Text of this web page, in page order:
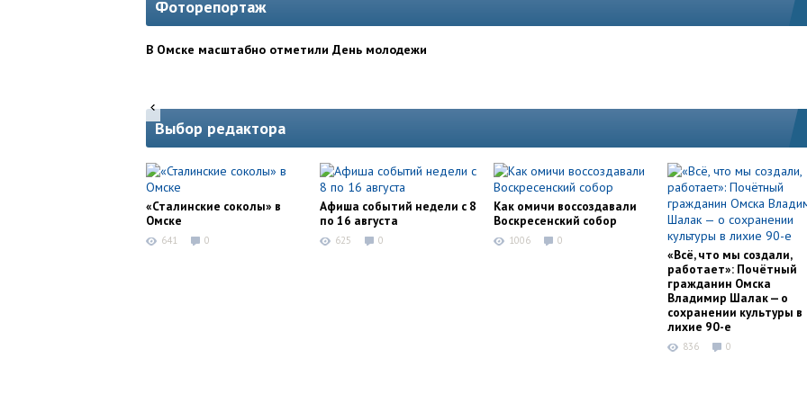
Фоторепортаж
В Омске масштабно отметили День молодежи
Выбор редактора
«Сталинские соколы» в
Омске
641 0
Афиша событий недели с 8
по 16 августа
625 0
Как омичи воссоздавали
Воскресенский собор
1006 0
«Всё, что мы создали,
работает»: Почётный
гражданин Омска
Владимир Шалак — о
сохранении культуры в
лихие 90-е
836 0